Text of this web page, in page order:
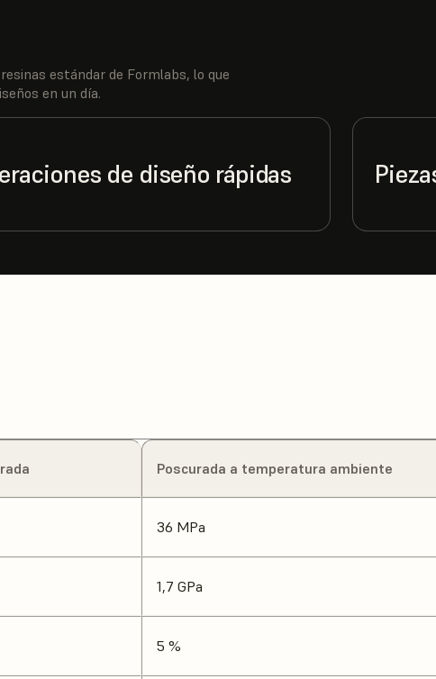
estándar de Formlabs, lo que
en un día.
de diseño rápidas
Poscurada a temperatura ambiente
36 MPa
1,7 GPa
5 %